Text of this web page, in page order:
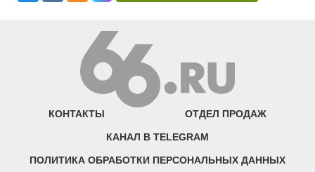
КОНТАКТЫ ОТДЕЛ ПРОДАЖ
КАНАЛ В TELEGRAM
ПОЛИТИКА ОБРАБОТКИ ПЕРСОНАЛЬНЫХ ДАННЫХ